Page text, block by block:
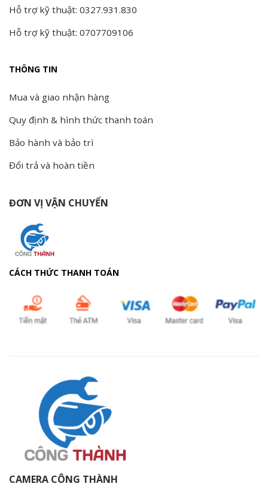
Hỗ trợ kỹ thuật: 0327.931.830
Hỗ trợ kỹ thuật: 0707709106
THÔNG TIN
Mua và giao nhận hàng
Quy định & hình thức thanh toán
Bảo hành và bảo trì
Đổi trả và hoàn tiền
ĐƠN VỊ VẬN CHUYỂN
CÁCH THỨC THANH TOÁN
CAMERA CÔNG THÀNH